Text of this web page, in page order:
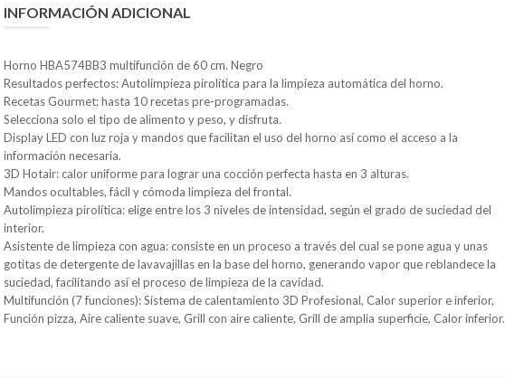
INFORMACIÓN ADICIONAL
Horno HBA574BB3 multifunción de 60 cm. Negro
Resultados perfectos: Autolimpieza pirolítica para la limpieza automática del horno.
Recetas Gourmet: hasta 10 recetas pre-programadas.
Selecciona solo el tipo de alimento y peso, y disfruta.
Display LED con luz roja y mandos que facilitan el uso del horno así como el acceso a la
información necesaria.
3D Hotair: calor uniforme para lograr una cocción perfecta hasta en 3 alturas.
Mandos ocultables, fácil y cómoda limpieza del frontal.
Autolimpieza pirolítica: elige entre los 3 niveles de intensidad, según el grado de suciedad del
interior.
Asistente de limpieza con agua: consiste en un proceso a través del cual se pone agua y unas
gotitas de detergente de lavavajillas en la base del horno, generando vapor que reblandece la
suciedad, facilitando así el proceso de limpieza de la cavidad.
Multifunción (7 funciones): Sistema de calentamiento 3D Profesional, Calor superior e inferior,
Función pizza, Aire caliente suave, Grill con aire caliente, Grill de amplia superficie, Calor inferior.